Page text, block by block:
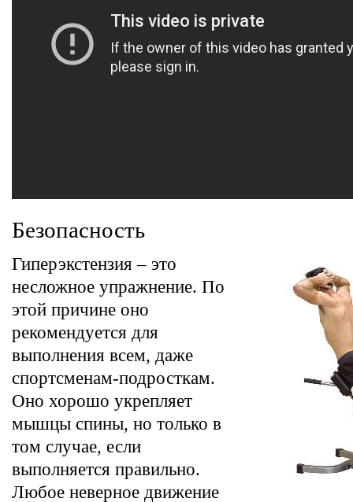
Безопасность
Гиперэкстензия – это
несложное упражнение. По
этой причине оно
рекомендуется для
выполнения всем, даже
спортсменам-подросткам.
Оно хорошо укрепляет
мышцы спины, но только в
том случае, если
выполняется правильно.
Любое неверное движение